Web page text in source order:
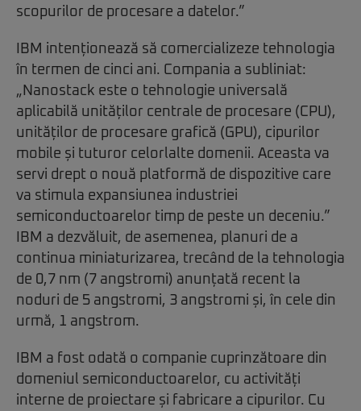
scopurilor de procesare a datelor.”
IBM intenționează să comercializeze tehnologia
în termen de cinci ani. Compania a subliniat:
„Nanostack este o tehnologie universală
aplicabilă unităților centrale de procesare (CPU),
unităților de procesare grafică (GPU), cipurilor
mobile și tuturor celorlalte domenii. Aceasta va
servi drept o nouă platformă de dispozitive care
va stimula expansiunea industriei
semiconductoarelor timp de peste un deceniu.”
IBM a dezvăluit, de asemenea, planuri de a
continua miniaturizarea, trecând de la tehnologia
de 0,7 nm (7 angstromi) anunțată recent la
noduri de 5 angstromi, 3 angstromi și, în cele din
urmă, 1 angstrom.
IBM a fost odată o companie cuprinzătoare din
domeniul semiconductoarelor, cu activități
interne de proiectare și fabricare a cipurilor. Cu